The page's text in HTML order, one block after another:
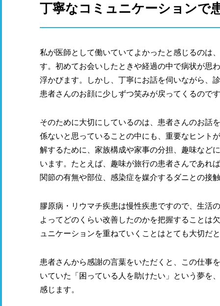
丁寧なコミュニケーションで
私が医師として働いていてよかったと感じるのは
す。初めてお会いしたときや経過の中で病状が思
浮かびます。しかし、丁寧にお話を伺いながら、
患者さんのお顔に少しずつ笑みが戻ってくるので
そのために大切にしているのは、患者さんのお話
係ないと思っていることの中にも、重要なヒント
解するために、家族構成や家事の分担、趣味など
います。たとえば、趣味が旅行の患者さんであれ
関節の有無や部位、感染症を媒介するダニとの接
膠原病・リウマチ疾患は慢性疾患ですので、生活
よってどのくらい改善したのかを把握することは
ュニケーションを重ねていくことはとても大切だ
患者さんから感謝の言葉をいただくと、この仕事
いていた「困っている人を助けたい」という夢を
感じます。